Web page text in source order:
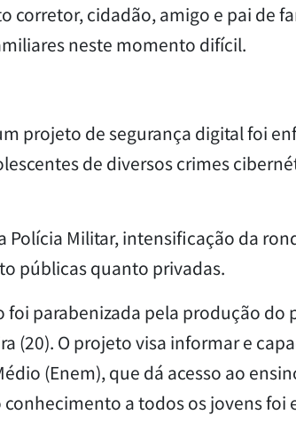
corretor, cidadão, amigo e pai de
neste momento difícil.
projeto de segurança digital foi
de diversos crimes
Militar, intensificação da
públicas quanto privadas.
foi parabenizada pela produção
(20). O projeto visa informar e
(Enem), que dá acesso ao
a todos os jovens foi